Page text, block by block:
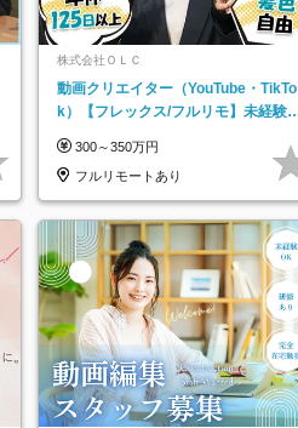
株式会社ＯＬＣ
動画クリエイター（YouTube・TikTo
k）【フレックス/フルリモ】未経験O
300～350万円
フルリモートあり